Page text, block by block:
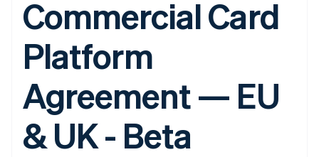
Commercial Card
Platform
Agreement — EU
& UK - Beta
Hongkong SAR, China
English 简体中文
Ierland
English
English
Italië
Italiano
日本語English